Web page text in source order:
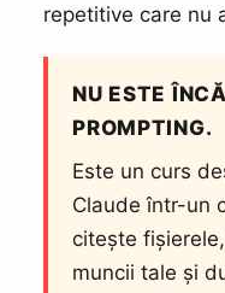
repetitive care nu
NU ESTE
PROMPTING.
Este un curs
Claude într-un
citește
muncii tale și